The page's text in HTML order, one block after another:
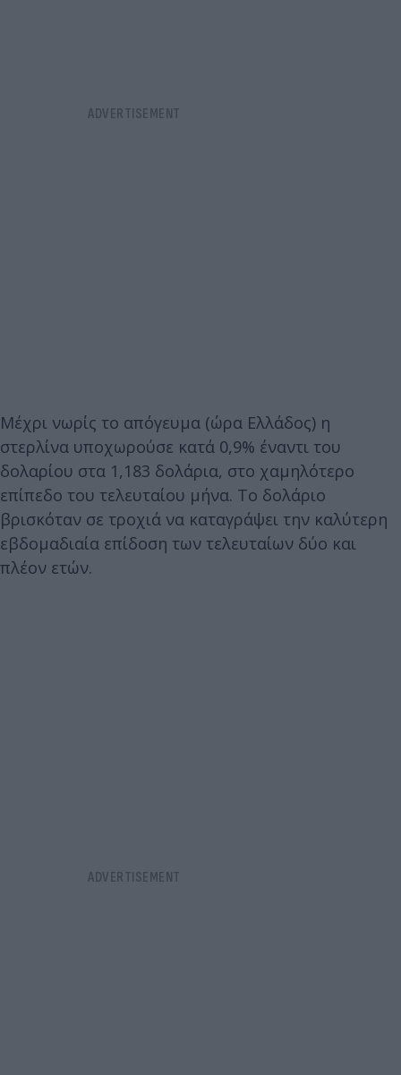
Μέχρι νωρίς το απόγευμα (ώρα Ελλάδος) η
στερλίνα υποχωρούσε κατά 0,9% έναντι του
δολαρίου στα 1,183 δολάρια, στο χαμηλότερο
επίπεδο του τελευταίου μήνα. Το δολάριο
βρισκόταν σε τροχιά να καταγράψει την καλύτερη
εβδομαδιαία επίδοση των τελευταίων δύο και
πλέον ετών.